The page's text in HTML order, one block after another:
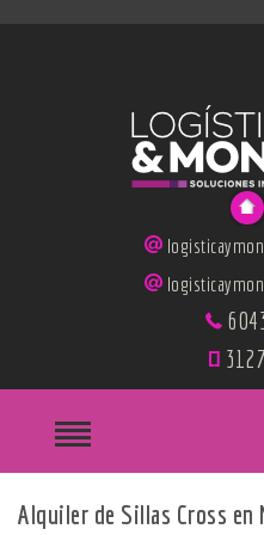
Alquiler de Sillas Cross en